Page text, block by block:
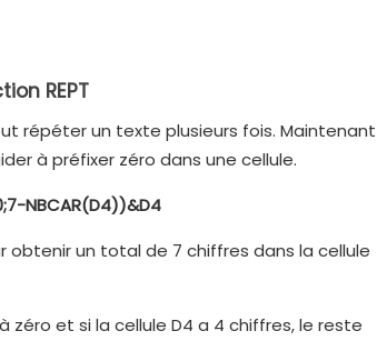
REPT
répéter un texte plusieurs fois. Maintenant
à préfixer zéro dans une cellule.
NBCAR(D4))&D4
obtenir un total de 7 chiffres dans la cellule
zéro et si la cellule D4 a 4 chiffres, le reste